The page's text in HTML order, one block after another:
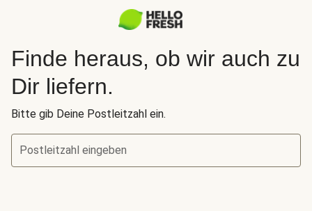
Finde heraus, ob wir auch zu
Dir liefern.
Bitte gib Deine Postleitzahl ein.
Postleitzahl eingeben